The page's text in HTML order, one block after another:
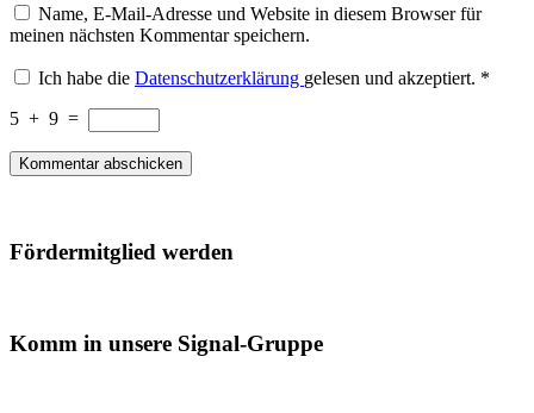
Name, E-Mail-Adresse und Website in diesem Browser für
meinen nächsten Kommentar speichern.
Ich habe die Datenschutzerklärung gelesen und akzeptiert. *
5 + 9 =
Fördermitglied werden
Komm in unsere Signal-Gruppe